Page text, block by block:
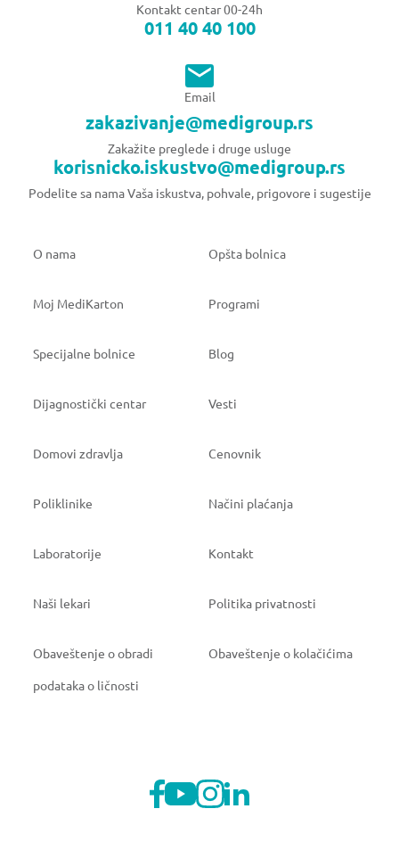
Kontakt centar 00-24h
011 40 40 100
Email
zakazivanje@medigroup.rs
Zakažite preglede i druge usluge
korisnicko.iskustvo@medigroup.rs
Podelite sa nama Vaša iskustva, pohvale, prigovore i sugestije
O nama Opšta bolnica
Moj MediKarton Programi
Specijalne bolnice Blog
Dijagnostički centar Vesti
Domovi zdravlja Cenovnik
Poliklinike Načini plaćanja
Laboratorije Kontakt
Naši lekari Politika privatnosti
Obaveštenje o obradi
podataka o ličnosti
Obaveštenje o kolačićima